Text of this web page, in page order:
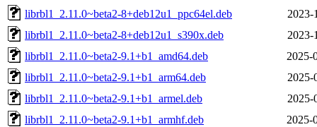
librbl1_2.11.0~beta2-8+deb12u1_ppc64el.deb
2023-
librbl1_2.11.0~beta2-8+deb12u1_s390x.deb
2023-
librbl1_2.11.0~beta2-9.1+b1_amd64.deb
2025-
librbl1_2.11.0~beta2-9.1+b1_arm64.deb
2025-
librbl1_2.11.0~beta2-9.1+b1_armel.deb
2025-
librbl1_2.11.0~beta2-9.1+b1_armhf.deb
2025-